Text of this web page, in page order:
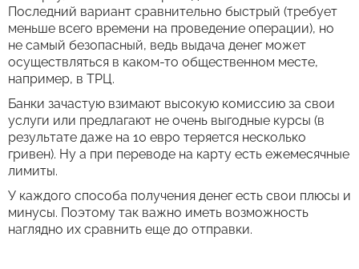
Последний вариант сравнительно быстрый (требует
меньше всего времени на проведение операции), но
не самый безопасный, ведь выдача денег может
осуществляться в каком-то общественном месте,
например, в ТРЦ.
Банки зачастую взимают высокую комиссию за свои
услуги или предлагают не очень выгодные курсы (в
результате даже на 10 евро теряется несколько
гривен). Ну а при переводе на карту есть ежемесячные
лимиты.
У каждого способа получения денег есть свои плюсы и
минусы. Поэтому так важно иметь возможность
наглядно их сравнить еще до отправки.